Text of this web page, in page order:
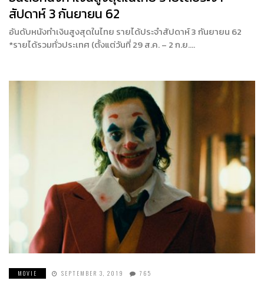
สัปดาห์ 3 กันยายน 62
อันดับหนังทำเงินสูงสุดในไทย รายได้ประจำสัปดาห์ 3 กันยายน 62
*รายได้รวมทั่วประเทศ (ตั้งแต่วันที่ 29 ส.ค. – 2 ก.ย….
MOVIE SEPTEMBER 3, 2019 765